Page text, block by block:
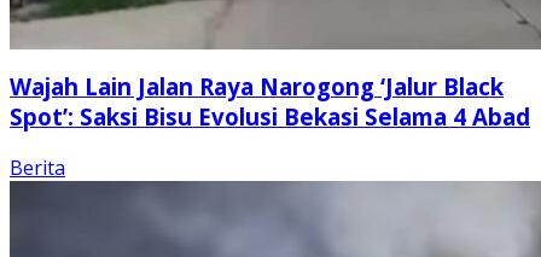
Wajah Lain Jalan Raya Narogong ‘Jalur Black
Spot’: Saksi Bisu Evolusi Bekasi Selama 4 Abad
Berita